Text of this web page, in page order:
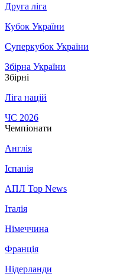
Друга ліга
Кубок України
Суперкубок України
Збірна України
Збірні
Ліга націй
ЧС 2026
Чемпіонати
Англія
Іспанія
АПЛ Top News
Італія
Німеччина
Франція
Нідерланди